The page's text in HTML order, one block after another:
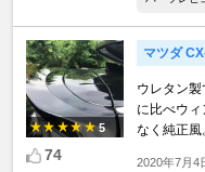
5
74
マツダ
ウレタン
に比べウ
なく純正
2020年7月4